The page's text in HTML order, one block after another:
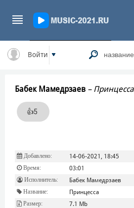
Войти
Бабек Мамедрзаев – Принцесса
👍5
Добавлено: 14-06-2021, 18:45
Время: 03:01
Исполнитель: Бабек Мамедрзаев
Название: Принцесса
Размер: 7.1 Mb